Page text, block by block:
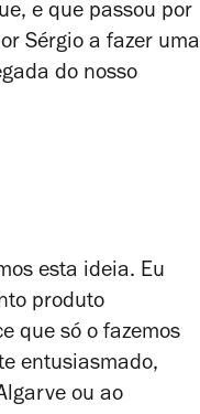
e que passou por
Sérgio a fazer uma
do nosso
esta ideia. Eu
produto
que só o fazemos
entusiasmado,
ou ao